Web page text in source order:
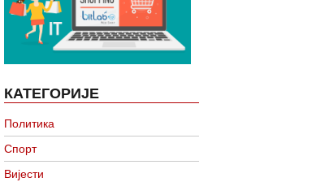
КАТЕГОРИЈЕ
Политика
Спорт
Вијести